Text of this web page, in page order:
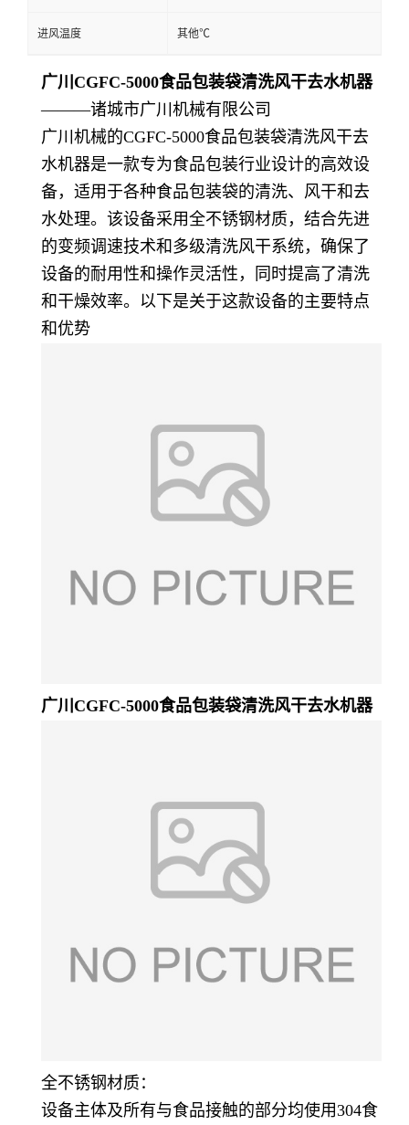
进风温度 其他℃
广川CGFC-5000食品包装袋清洗风干去水机器
———诸城市广川机械有限公司
广川机械的CGFC-5000食品包装袋清洗风干去
水机器是一款专为食品包装行业设计的高效设
备，适用于各种食品包装袋的清洗、风干和去
水处理。该设备采用全不锈钢材质，结合先进
的变频调速技术和多级清洗风干系统，确保了
设备的耐用性和操作灵活性，同时提高了清洗
和干燥效率。以下是关于这款设备的主要特点
和优势
广川CGFC-5000食品包装袋清洗风干去水机器
全不锈钢材质：
设备主体及所有与食品接触的部分均使用304食